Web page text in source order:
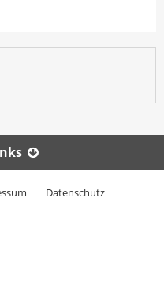
Datenschutz